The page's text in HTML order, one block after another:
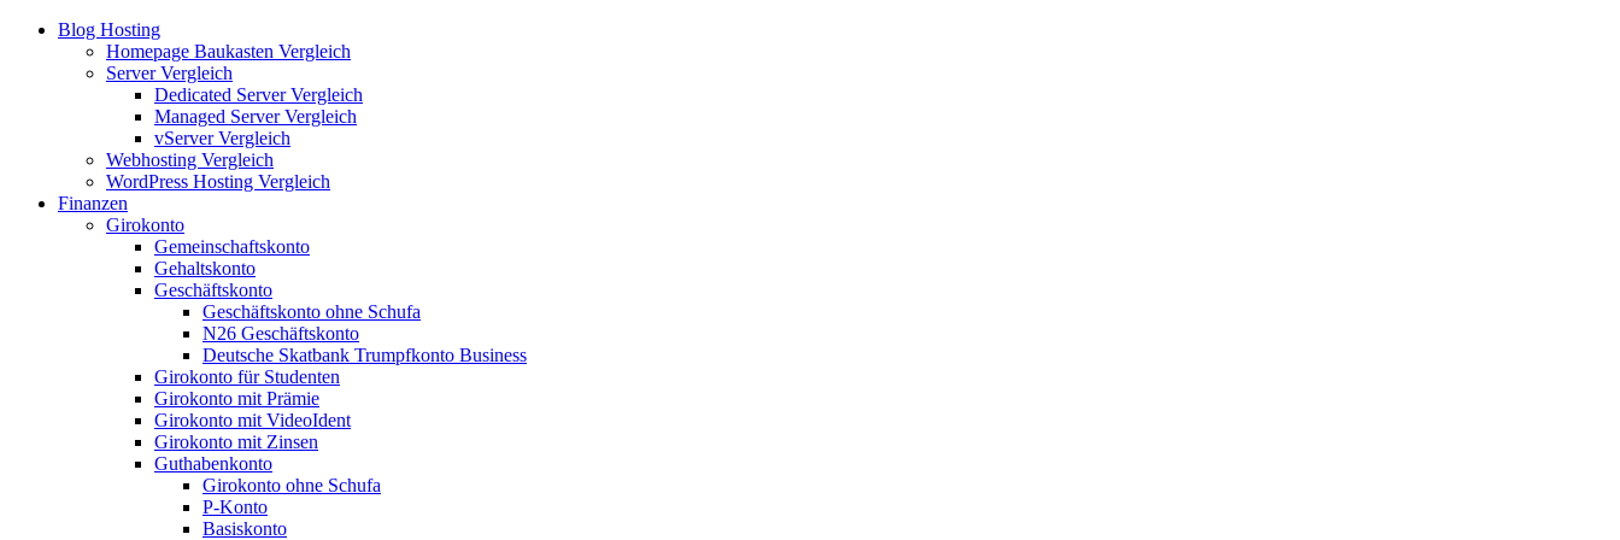
Blog Hosting
Homepage Baukasten Vergleich
Server Vergleich
Dedicated Server Vergleich
Managed Server Vergleich
vServer Vergleich
Webhosting Vergleich
WordPress Hosting Vergleich
Finanzen
Girokonto
Gemeinschaftskonto
Gehaltskonto
Geschäftskonto
Geschäftskonto ohne Schufa
N26 Geschäftskonto
Deutsche Skatbank Trumpfkonto Business
Girokonto für Studenten
Girokonto mit Prämie
Girokonto mit VideoIdent
Girokonto mit Zinsen
Guthabenkonto
Girokonto ohne Schufa
P-Konto
Basiskonto